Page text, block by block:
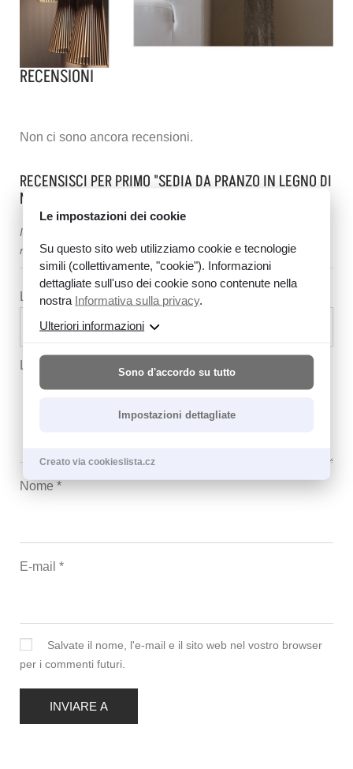
RECENSIONI
Non ci sono ancora recensioni.
RECENSISCI PER PRIMO "SEDIA DA PRANZO IN LEGNO DI
NOCE TATE".
Il vostro indirizzo e-mail non sarà pubblicato.
richieste sono contrassegnate da*
La tua valutazione*
La tua recensione*
Nome *
E-mail *
Salvate il nome, l'e-mail e il sito web nel vostro browser
per i commenti futuri.
Le impostazioni dei cookie
Su questo sito web utilizziamo cookie e tecnologie
simili (collettivamente, "cookie"). Informazioni
dettagliate sull'uso dei cookie sono contenute nella
nostra Informativa sulla privacy.
Ulteriori informazioni
Sono d'accordo su tutto
Impostazioni dettagliate
Creato via cookieslista.cz